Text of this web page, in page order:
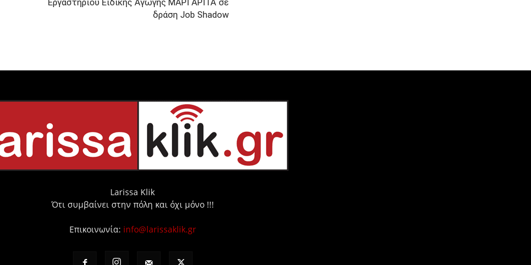
δράση Job Shadow
Larissa Klik
Ότι συμβαίνει στην πόλη και όχι μόνο !!!
Επικοινωνία: info@larissaklik.gr